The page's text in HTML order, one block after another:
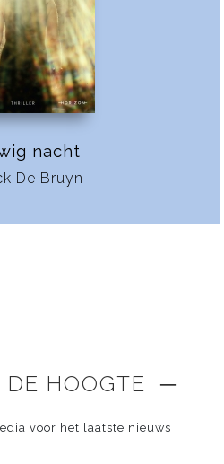
nacht
De Bruyn
HOOGTE ─
voor het laatste nieuws